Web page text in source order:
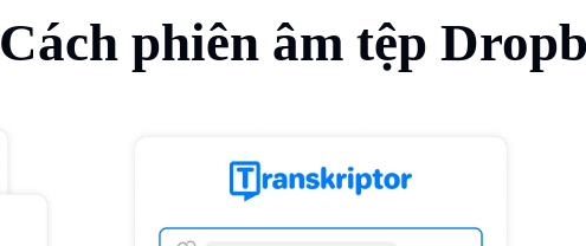
Cách phiên âm tệp